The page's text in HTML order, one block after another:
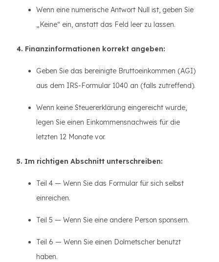
Wenn eine numerische Antwort Null ist, geben Sie
„Keine“ ein, anstatt das Feld leer zu lassen.
4. Finanzinformationen korrekt angeben:
Geben Sie das bereinigte Bruttoeinkommen (AGI)
aus dem IRS-Formular 1040 an (falls zutreffend).
Wenn keine Steuererklärung eingereicht wurde,
legen Sie einen Einkommensnachweis für die
letzten 12 Monate vor.
5. Im richtigen Abschnitt unterschreiben:
Teil 4 — Wenn Sie das Formular für sich selbst
einreichen.
Teil 5 — Wenn Sie eine andere Person sponsern.
Teil 6 — Wenn Sie einen Dolmetscher benutzt
haben.